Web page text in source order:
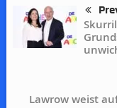
Lawrow weist